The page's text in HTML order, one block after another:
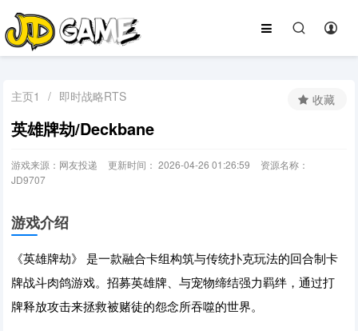
主页1 / 即时战略RTS
英雄牌劫/Deckbane
游戏来源：网友投递 更新时间： 2026-04-26 01:26:59
资源名称：
JD9707
收藏
游戏介绍
《英雄牌劫》 是一款融合卡组构筑与传统扑克玩法的回合制卡
牌战斗肉鸽游戏。招募英雄牌、与宠物缔结强力羁绊，通过打
牌释放攻击来拯救被赌徒的怨念所吞噬的世界。